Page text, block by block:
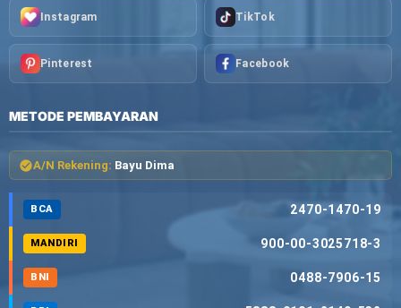
Instagram TikTok
Pinterest Facebook
METODE PEMBAYARAN
A/N Rekening: Bayu Dima
BCA 2470-1470-19
MANDIRI 900-00-3025718-3
BNI 0488-7906-15